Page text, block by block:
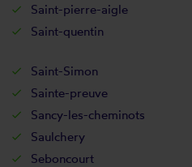
Saint-pierre-aigle
Saint-quentin
Saint-Simon
Sainte-preuve
Sancy-les-cheminots
Saulchery
Seboncourt